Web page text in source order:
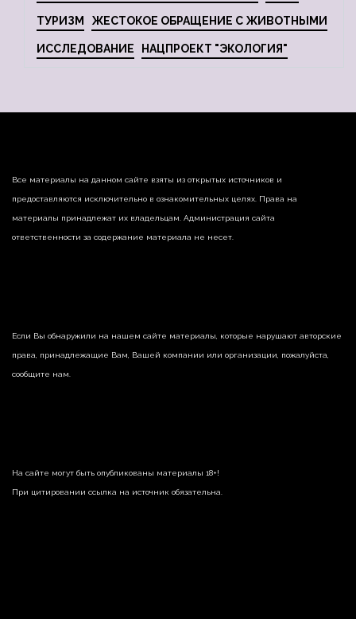
ТУРИЗМ ЖЕСТОКОЕ ОБРАЩЕНИЕ С ЖИВОТНЫМИ
ИССЛЕДОВАНИЕ НАЦПРОЕКТ "ЭКОЛОГИЯ"
Все материалы на данном сайте взяты из открытых источников и
предоставляются исключительно в ознакомительных целях. Права на
материалы принадлежат их владельцам. Администрация сайта
ответственности за содержание материала не несет.
Если Вы обнаружили на нашем сайте материалы, которые нарушают авторские
права, принадлежащие Вам, Вашей компании или организации, пожалуйста,
сообщите нам.
На сайте могут быть опубликованы материалы 18+!
При цитировании ссылка на источник обязательна.